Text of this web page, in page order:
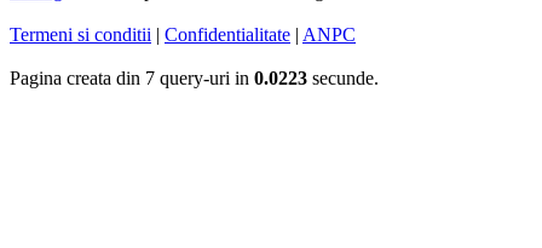
Termeni si conditii | Confidentialitate | ANPC
Pagina creata din 7 query-uri in 0.0223 secunde.